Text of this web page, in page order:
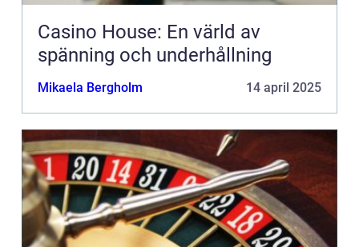
Casino House: En värld av
spänning och underhållning
Mikaela Bergholm 14 april 2025